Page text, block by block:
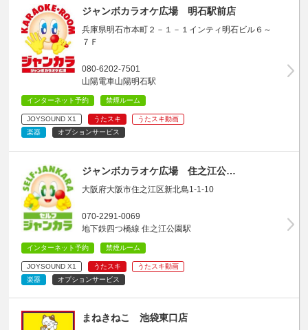
ジャンボカラオケ広場 明石駅前店
兵庫県明石市本町２－１－１インティ明石ビル６～
７Ｆ
080-6202-7501
山陽電車山陽明石駅
インターネット予約 禁煙ルーム
JOYSOUND X1 うたスキ
うたスキ動画
楽器
オプションサービス
ジャンボカラオケ広場 住之江公…
大阪府大阪市住之江区新北島1-1-10
070-2291-0069
地下鉄四つ橋線 住之江公園駅
インターネット予約 禁煙ルーム
JOYSOUND X1 うたスキ
うたスキ動画
楽器
オプションサービス
まねきねこ 池袋東口店